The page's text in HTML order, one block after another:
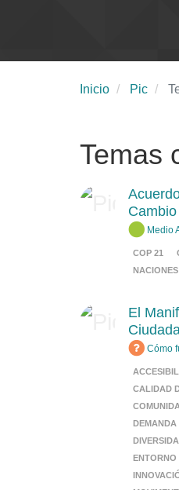
Inicio Pic
Temas
Medio
COP 21
El
Cómo
CALIDAD
DEMANDA
ENTORNO